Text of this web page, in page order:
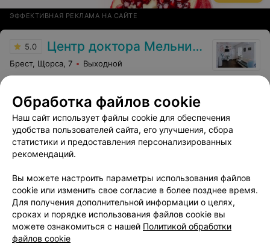
ЭФФЕКТИВНАЯ РЕКЛАМА НА САЙТЕ
5.0 Центр доктора Мельникова В.Н.
Брест, Щорса, 7 Выходной
Интимная пластика
Цена по запросу
Отзыв . Хочу выразить благодарность замечательному
доктору Николаю Вадимовичу за профессиональные и
чувство уверенности в себе и красоты, я не перестаю
любоваться своим результатом после отопластики.
Столько было страхов, переживаний и все их развеял
Николай Вадимович и буквально за час подарил мне
новые аккуратные ушки. Спасибо Вам, Николай
Вадимович! благодарных и довольных пациентов,
пусть все получается и все будут красивы.
Отзывы
Обработка файлов cookie
Наш сайт использует файлы cookie для обеспечения
удобства пользователей сайта, его улучшения, сбора
статистики и предоставления персонализированных
рекомендаций.
Вы можете настроить параметры использования файлов
cookie или изменить свое согласие в более позднее время.
Для получения дополнительной информации о целях,
сроках и порядке использования файлов cookie вы
можете ознакомиться с нашей Политикой обработки
файлов cookie